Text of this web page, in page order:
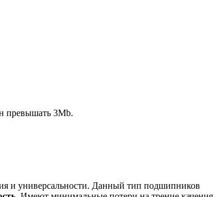
превышать 3Mb.
и универсальности. Данный тип подшипников